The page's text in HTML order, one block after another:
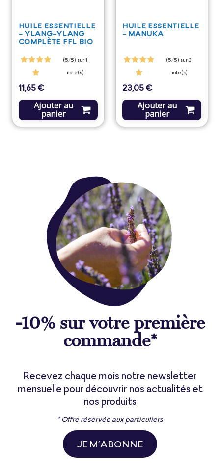
HUILE ESSENTIELLE
- YLANG-YLANG
COMPLÈTE FFL BIO
(5/5) sur 1
note(s)
Prix
11,65 €
Ajouter au
panier
HUILE ESSENTIELLE
- MANUKA
(5/5) sur 3
note(s)
Prix
23,05 €
Ajouter au
panier
-10% sur votre première
commande*
Recevez chaque mois notre newsletter
mensuelle pour découvrir nos actualités et
nos produits
* Offre réservée aux particuliers
JE M’ABONNE